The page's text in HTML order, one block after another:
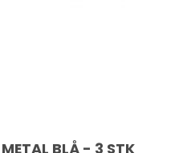
BLÅ - 3 STK